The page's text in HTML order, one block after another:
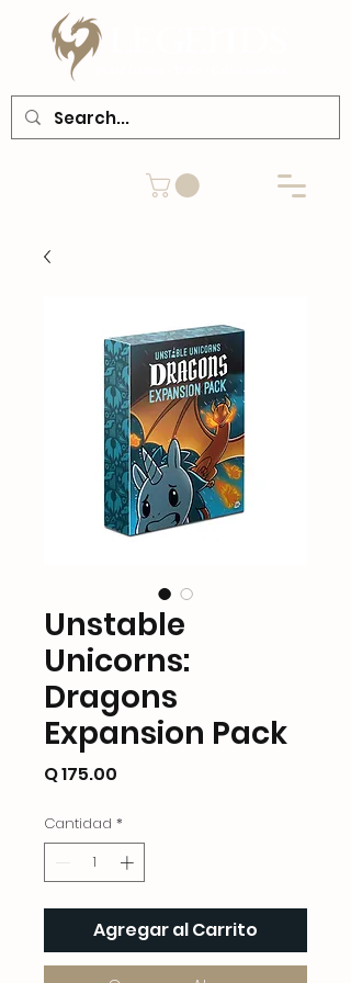
Unstable
Unicorns:
Dragons
Expansion Pack
Q 175.00
Cantidad *
Agregar al Carrito